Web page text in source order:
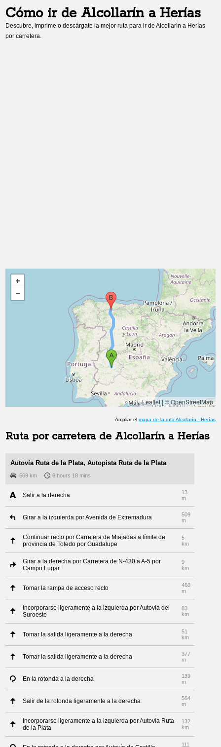
Cómo ir de Alcollarína Herías
Descubre, imprime o descárgate la mejor ruta para ir deAlcollarín a Herías
por carretera.
Leaflet| © OpenStreetMap
Ampliar el mapa de la ruta Alcollarín - Herías
Ruta por carretera de Alcollarín a Herías
Autovía Ruta de la Plata, Autopista Ruta de la Plata
569 km 6 hours 18 mins
Salir a la derecha
13
m
Girar a la izquierda por Avenida de Extremadura
509
m
Continuar recto por Carretera de Miajadas a límite de
provincia de Toledo por Guadalupe
5
km
Girar a la derecha por Carretera de N-430 a A-5 por
Campo Lugar
9
km
Tomar la rampa de acceso recto
460
m
Incorporarse ligeramente a la izquierda por Autovía del
Suroeste
83
km
Tomar la salida ligeramente a la derecha
51
km
Tomar la salida ligeramente a la derecha
377
m
En la rotonda a la derecha
139
m
Salir de la rotonda ligeramente a la derecha
564
m
Incorporarse ligeramente a la izquierda por Autovía Ruta
de la Plata
132
km
111